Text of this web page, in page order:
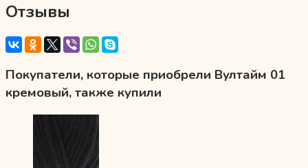
Отзывы
Покупатели, которые приобрели Вултайм 01
кремовый, также купили